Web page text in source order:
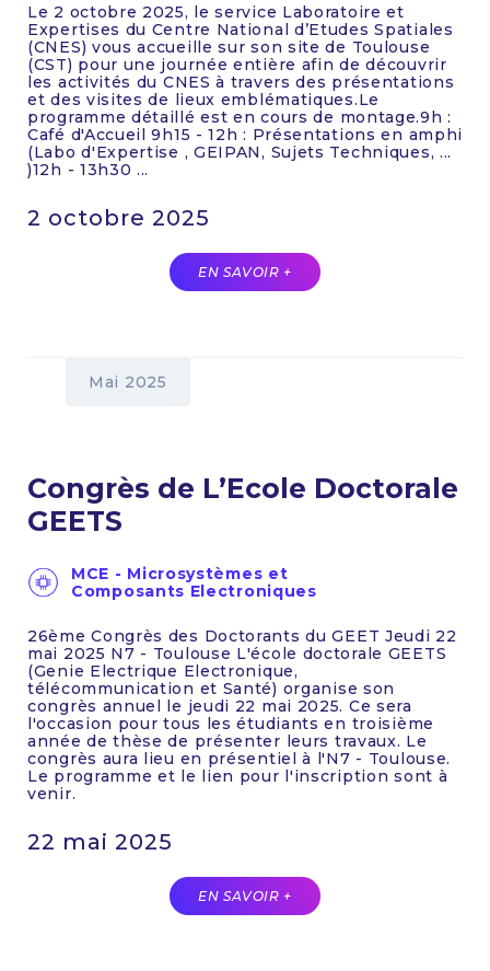
2 octobre 2025
Le 2 octobre 2025, le service Laboratoire et
Expertises du Centre National d’Etudes Spatiales
(CNES) vous accueille sur son site de Toulouse
(CST) pour une journée entière afin de découvrir
les activités du CNES à travers des présentations
et des visites de lieux emblématiques.Le
programme détaillé est en cours de montage.9h :
Café d'Accueil 9h15 - 12h : Présentations en amphi
(Labo d'Expertise , GEIPAN, Sujets Techniques, ...
)12h - 13h30 ...
EN SAVOIR +
Mai 2025
22 mai 2025
Congrès de L’Ecole Doctorale
GEETS
MCE - Microsystèmes et
Composants Electroniques
26ème Congrès des Doctorants du GEET Jeudi 22
mai 2025 N7 - Toulouse L'école doctorale GEETS
(Genie Electrique Electronique,
télécommunication et Santé) organise son
congrès annuel le jeudi 22 mai 2025. Ce sera
l'occasion pour tous les étudiants en troisième
année de thèse de présenter leurs travaux. Le
congrès aura lieu en présentiel à l'N7 - Toulouse.
Le programme et le lien pour l'inscription sont à
venir.
EN SAVOIR +